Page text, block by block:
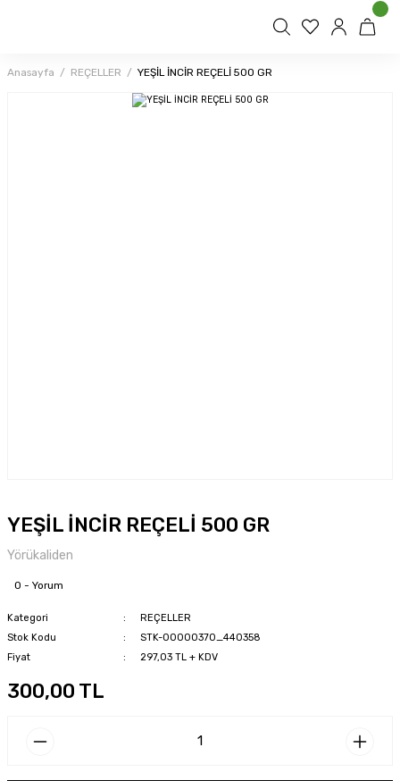
Anasayfa REÇELLER YEŞİL İNCİR REÇELİ 500 GR
YEŞİL İNCİR REÇELİ 500 GR
Yörükaliden
0 - Yorum
Kategori
REÇELLER
Stok Kodu
STK-00000370_440358
Fiyat
297,03 TL + KDV
300,00 TL